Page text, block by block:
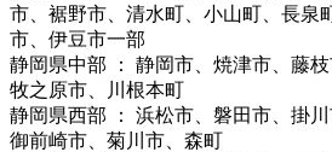
市、裾野市、清水町、小山町、長泉
市、伊豆市一部
静岡県中部 ： 静岡市、焼津市、藤枝
牧之原市、川根本町
静岡県西部 ： 浜松市、磐田市、掛川
御前崎市、菊川市、森町